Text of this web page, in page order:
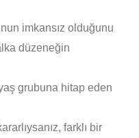
imkansız olduğunu
düzeneğin
grubuna hitap eden
farklı bir